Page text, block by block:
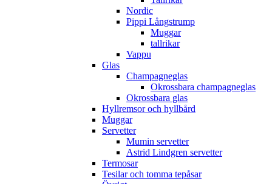
Nordic
Pippi Långstrump
Muggar
tallrikar
Vappu
Glas
Champagneglas
Okrossbara champagneglas
Okrossbara glas
Hyllremsor och hyllbård
Muggar
Servetter
Mumin servetter
Astrid Lindgren servetter
Termosar
Tesilar och tomma tepåsar